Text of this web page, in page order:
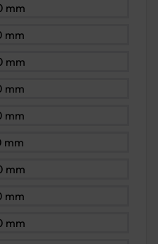
mm
mm
mm
mm
mm
mm
mm
mm
mm